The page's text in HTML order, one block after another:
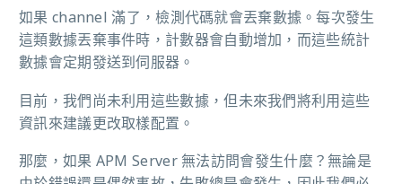
如果 channel 滿了，檢測代碼就會丟棄數據。每次發生
這類數據丟棄事件時，計數器會自動增加，而這些統計
數據會定期發送到伺服器。
目前，我們尚未利用這些數據，但未來我們將利用這些
資訊來建議更改取樣配置。
那麼，如果 APM Server 無法訪問會發生什麼？無論是